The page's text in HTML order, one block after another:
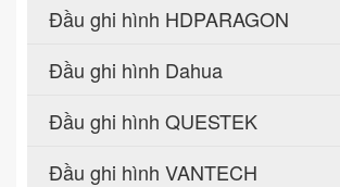
Đầu ghi hình HDPARAGON
Đầu ghi hình Dahua
Đầu ghi hình QUESTEK
Đầu ghi hình VANTECH